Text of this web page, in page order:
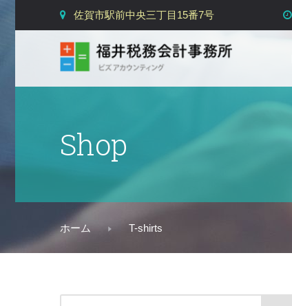
佐賀市駅前中央三丁目15番7号
Shop
T-shirts